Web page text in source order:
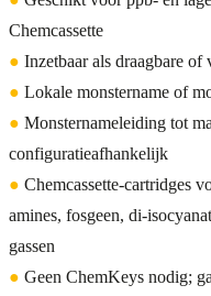
Chemcassette
● Inzetbaar als draagbare of
● Lokale monstername of
● Monsternameleiding tot
configuratieafhankelijk
● Chemcassette-cartridges
amines, fosgeen, di-
gassen
● Geen ChemKeys nodig;